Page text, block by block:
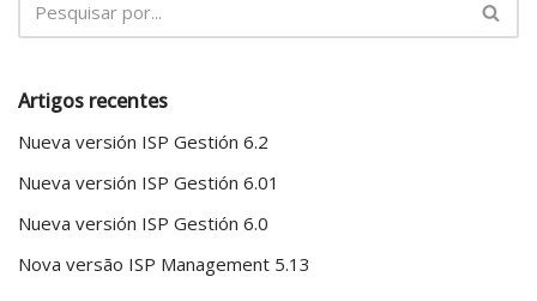
Artigos recentes
Nueva versión ISP Gestión 6.2
Nueva versión ISP Gestión 6.01
Nueva versión ISP Gestión 6.0
Nova versão ISP Management 5.13